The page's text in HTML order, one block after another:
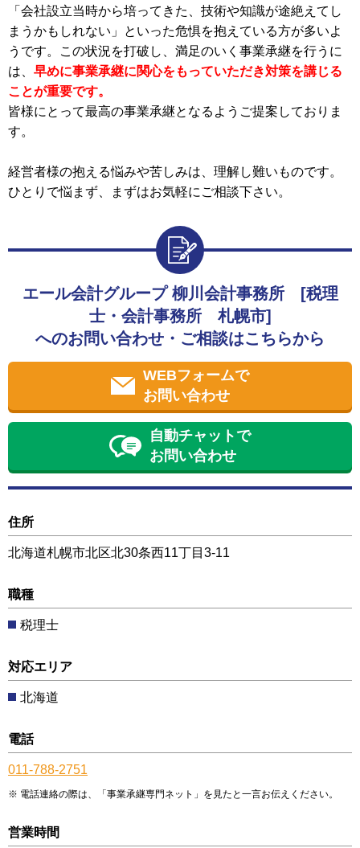
「会社設立当時から培ってきた、技術や知識が途絶えてし
まうかもしれない」といった危惧を抱えている方が多いよ
うです。この状況を打破し、満足のいく事業承継を行うに
は、 早めに事業承継に関心をもっていただき対策を講じる
ことが重要です。
皆様にとって最高の事業承継となるようご提案しておりま
す。
経営者様の抱える悩みや苦しみは、理解し難いものです。
ひとりで悩まず、まずはお気軽にご相談下さい。
エール会計グループ 柳川会計事務所 [税理
士・会計事務所 札幌市]
へのお問い合わせ・ご相談はこちらから
WEBフォームで
お問い合わせ
自動チャットで
お問い合わせ
住所
北海道札幌市北区北30条西11丁目3-11
職種
税理士
対応エリア
北海道
電話
011-788-2751
電話連絡の際は、「事業承継専門ネット」を見たと一言お伝えください。
営業時間